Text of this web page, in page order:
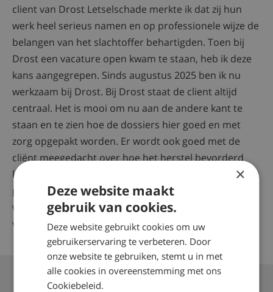
client van Drost Letselschade merkte ik dat zij hun
werk heel serieus namen en op professionele wijze de
belangen van het slachtoffer behartigden. Toen bij
Drost een vacature open kwam te staan, heb ik deze
kans aangegrepen. Sinds augustus 2025 ben ik nu
werkzaam bij Drost. Bij Drost staat de client altijd
centraal. Het is mooi om nu aan de andere kant te
staan en te zien hoe de dossiers hier goed en met
zorg opgepakt worden. Er wordt ook goed met de
cliënt meegedacht over hoe het herstel bevorderd
kan worden. Achter elke schadezaak zit een mens met
pijn, verdriet en leed. Deze mensen moeten weer op
weg geholpen worden. Dat ik onderdeel kan uitmaken
van dit proces vind ik belangrijk en fijn.
×
Deze website maakt
gebruik van cookies.
Deze website gebruikt cookies om uw
gebruikerservaring te verbeteren. Door
onze website te gebruiken, stemt u in met
alle cookies in overeenstemming met ons
Cookiebeleid.